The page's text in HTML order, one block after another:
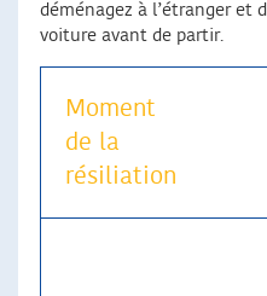
déménagez à l’étranger et
voiture avant de partir.
Moment
de la
résiliation